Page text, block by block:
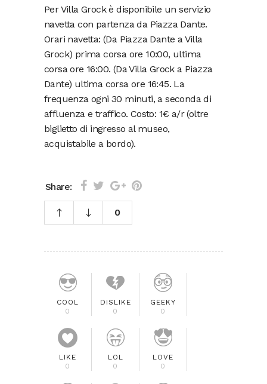
Per Villa Grock è disponibile un servizio
navetta con partenza da Piazza Dante.
Orari navetta: (Da Piazza Dante a Villa
Grock) prima corsa ore 10:00, ultima
corsa ore 16:00. (Da Villa Grock a Piazza
Dante) ultima corsa ore 16:45. La
frequenza ogni 30 minuti, a seconda di
affluenza e traffico. Costo: 1€ a/r (oltre
biglietto di ingresso al museo,
acquistabile a bordo).
Share:
0
COOL
0
DISLIKE
0
GEEKY
0
LIKE
0
LOL
0
LOVE
0